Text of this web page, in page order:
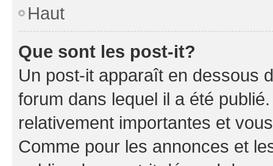
Haut
Que sont les post-it?
Un post-it apparaît en dessous
forum dans lequel il a été
relativement importantes et
Comme pour les annonces et